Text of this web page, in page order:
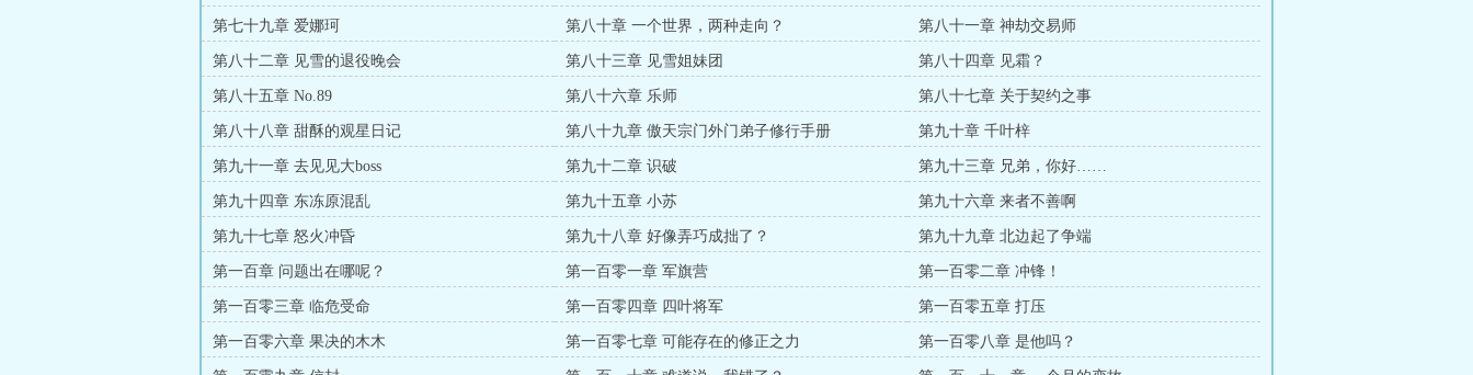
第七十九章 爱娜珂 第八十章 一个世界，两种走向？ 第八十一章 神劫交易师
第八十二章 见雪的退役晚会 第八十三章 见雪姐妹团 第八十四章 见霜？
第八十五章 No.89 第八十六章 乐师 第八十七章 关于契约之事
第八十八章 甜酥的观星日记 第八十九章 傲天宗门外门弟子修行手册 第九十章 千叶梓
第九十一章 去见见大boss 第九十二章 识破 第九十三章 兄弟，你好……
第九十四章 东冻原混乱 第九十五章 小苏 第九十六章 来者不善啊
第九十七章 怒火冲昏 第九十八章 好像弄巧成拙了？ 第九十九章 北边起了争端
第一百章 问题出在哪呢？ 第一百零一章 军旗营 第一百零二章 冲锋！
第一百零三章 临危受命 第一百零四章 四叶将军 第一百零五章 打压
第一百零六章 果决的木木 第一百零七章 可能存在的修正之力 第一百零八章 是他吗？